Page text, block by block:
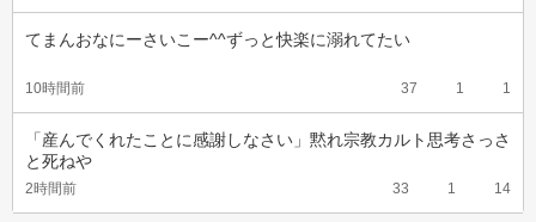
てまんおなにーさいこー^^ずっと快楽に溺れてたい
10時間前 37 1 1
「産んでくれたことに感謝しなさい」黙れ宗教カルト思考さっさ
と死ねや
2時間前 33 1 14